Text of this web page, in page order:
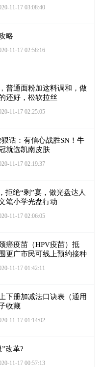
11-17 03:08:40
略
11-17 02:58:16
普通面粉加这料调和，做
还好，松软拉丝
11-17 02:25:05
话：有信心战胜SN！牛
就选凯南皮肤
11-17 02:19:37
拒绝“剩”宴，做光盘达人
小学光盘行动
11-17 02:06:05
癌疫苗（HPV疫苗）抵
更广市民可线上预约接种
11-17 01:42:11
下册加减法口诀表（通用
收藏
11-17 01:14:02
改革?
11-17 00:57:13